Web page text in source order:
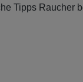
Tipps Raucher